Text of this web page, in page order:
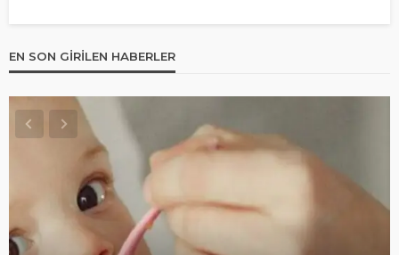
EN SON GIRILEN HABERLER